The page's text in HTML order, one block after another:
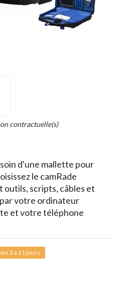
contractuelle(s)
d'une mallette pour
le camRade
outils, scripts, câbles et
votre ordinateur
et votre téléphone
3 à 21 jours